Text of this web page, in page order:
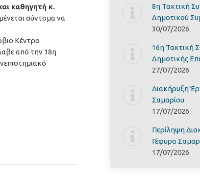
καθηγητή κ.
σύντομα να
Κέντρο
από την 18η
8η Τακτική
Δημοτικού
30/07/2026
16η Τακτική
Δημοτικής
27/07/2026
Διακήρυξη
Σαμαρίoυ
17/07/2026
Περίληψη
Γέφυρα
17/07/2026